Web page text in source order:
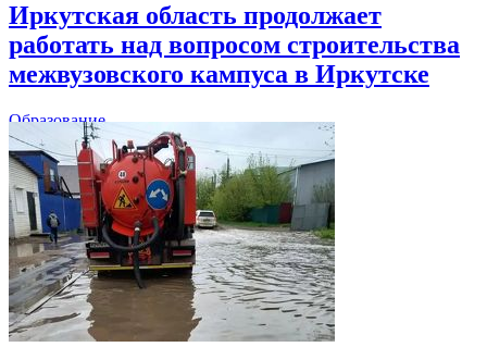
Иркутская область продолжает
работать над вопросом строительства
межвузовского кампуса в Иркутске
Образование